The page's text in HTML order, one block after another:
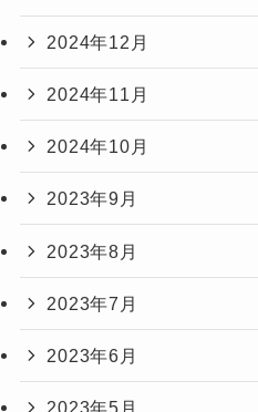
2024年12月
2024年11月
2024年10月
2023年9月
2023年8月
2023年7月
2023年6月
2023年5月